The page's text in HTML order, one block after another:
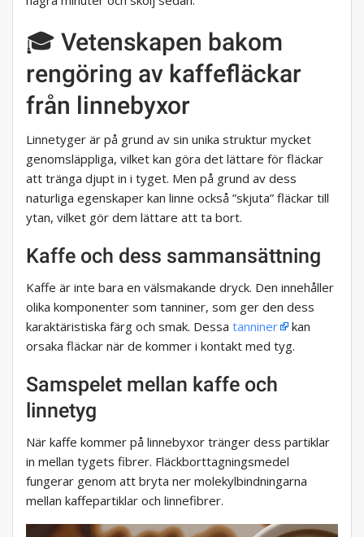
🎓 Vetenskapen bakom
rengöring av kaffefläckar
från linnebyxor
Linnetyger är på grund av sin unika struktur mycket
genomsläppliga, vilket kan göra det lättare för fläckar
att tränga djupt in i tyget. Men på grund av dess
naturliga egenskaper kan linne också ”skjuta” fläckar till
ytan, vilket gör dem lättare att ta bort.
Kaffe och dess sammansättning
Kaffe är inte bara en välsmakande dryck. Den innehåller
olika komponenter som tanniner, som ger den dess
karaktäristiska färg och smak. Dessa tanniner
kan
orsaka fläckar när de kommer i kontakt med tyg.
Samspelet mellan kaffe och
linnetyg
När kaffe kommer på linnebyxor tränger dess partiklar
in mellan tygets fibrer. Fläckborttagningsmedel
fungerar genom att bryta ner molekylbindningarna
mellan kaffepartiklar och linnefibrer.